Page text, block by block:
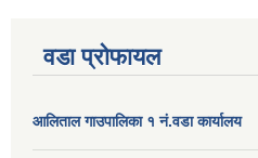
वडा प्रोफायल
आलिताल गाउपालिका १ नं.वडा कार्यालय